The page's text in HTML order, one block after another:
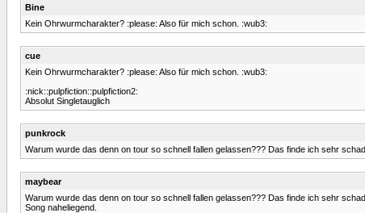
Bine
Kein Ohrwurmcharakter? :please: Also für mich schon. :wub3:
cue
Kein Ohrwurmcharakter? :please: Also für mich schon. :wub3:
:nick::pulpfiction::pulpfiction2:
Absolut Singletauglich
punkrock
Warum wurde das denn on tour so schnell fallen gelassen??? Das finde ich sehr
maybear
Warum wurde das denn on tour so schnell fallen gelassen??? Das finde ich sehr
Song naheliegend.